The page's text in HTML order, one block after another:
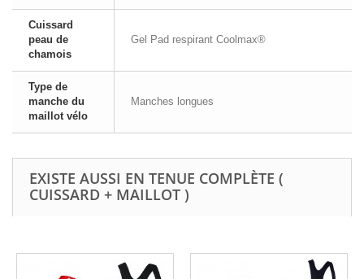
Cuissard
peau de
chamois
Gel Pad respirant Coolmax®
Type de
manche du
maillot vélo
Manches longues
EXISTE AUSSI EN TENUE COMPLÈTE (
CUISSARD + MAILLOT )